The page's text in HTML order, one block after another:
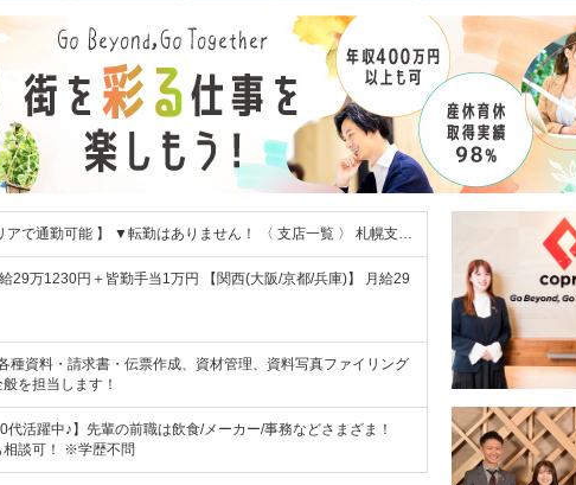
アで通勤可能 】 ▼転勤はありません！ 〈 支店一覧 〉 札幌支…
29万1230円＋皆勤手当1万円 【関西(大阪/京都/兵庫)】 月給29
種資料・請求書・伝票作成、資材管理、資料写真ファイリング
を担当します！
代活躍中♪】先輩の前職は飲食/メーカー/事務などさまざま！
談可！ ※学歴不問